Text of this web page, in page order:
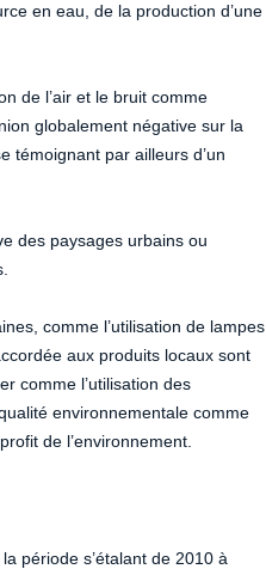
en eau, de la production d’une
de l’air et le bruit comme
globalement négative sur la
témoignant par ailleurs d’un
des paysages urbains ou
comme l’utilisation de lampes
aux produits locaux sont
comme l’utilisation des
environnementale comme
de l’environnement.
période s’étalant de 2010 à